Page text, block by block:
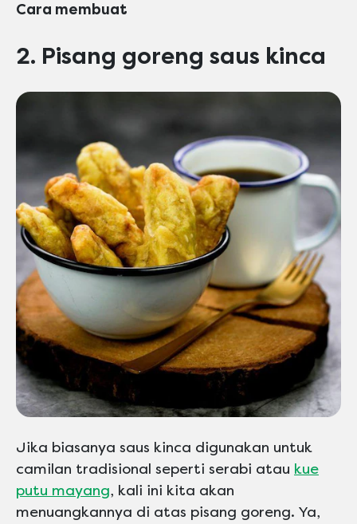
Cara membuat
2. Pisang goreng saus kinca
Jika biasanya saus kinca digunakan untuk
camilan tradisional seperti serabi atau kue
putu mayang, kali ini kita akan
menuangkannya di atas pisang goreng. Ya,